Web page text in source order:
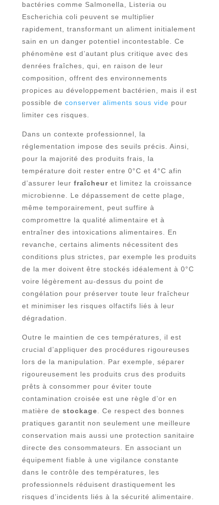
bactéries comme Salmonella, Listeria ou
Escherichia coli peuvent se multiplier
rapidement, transformant un aliment initialement
sain en un danger potentiel incontestable. Ce
phénomène est d’autant plus critique avec des
denrées fraîches, qui, en raison de leur
composition, offrent des environnements
propices au développement bactérien, mais il est
possible de conserver aliments sous vide pour
limiter ces risques.
Dans un contexte professionnel, la
réglementation impose des seuils précis. Ainsi,
pour la majorité des produits frais, la
température doit rester entre 0°C et 4°C afin
d’assurer leur fraîcheuret limitez la croissance
microbienne. Le dépassement de cette plage,
même temporairement, peut suffire à
compromettre la qualité alimentaire et à
entraîner des intoxications alimentaires. En
revanche, certains aliments nécessitent des
conditions plus strictes, par exemple les produits
de la mer doivent être stockés idéalement à 0°C
voire légèrement au-dessus du point de
congélation pour préserver toute leur fraîcheur
et minimiser les risques olfactifs liés à leur
dégradation.
Outre le maintien de ces températures, il est
crucial d’appliquer des procédures rigoureuses
lors de la manipulation. Par exemple, séparer
rigoureusement les produits crus des produits
prêts à consommer pour éviter toute
contamination croisée est une règle d’or en
matière de stockage . Ce respect des bonnes
pratiques garantit non seulement une meilleure
conservation mais aussi une protection sanitaire
directe des consommateurs. En associant un
équipement fiable à une vigilance constante
dans le contrôle des températures, les
professionnels réduisent drastiquement les
risques d’incidents liés à la sécurité alimentaire.